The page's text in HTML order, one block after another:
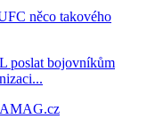
něco takového
poslat bojovníkům